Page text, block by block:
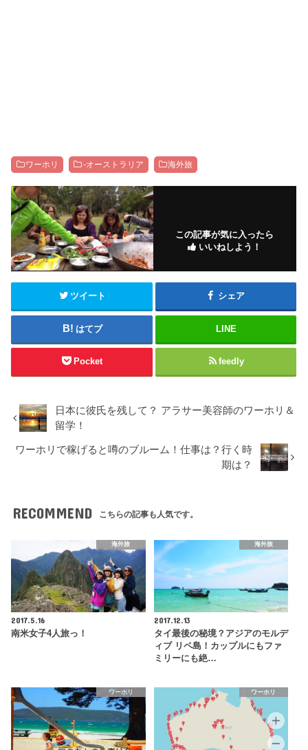
ワーホリ -オーストラリア 海外旅
この記事が気に入ったら
いいねしよう！
ツイート シェア
はてブ LINE
Pocket feedly
日本に彼氏を残して？ アラサー美容師のワーホリ＆
留学！
ワーホリで稼げると噂のブルーム！仕事は？行く時
期は？
RECOMMEND こちらの記事も人気です。
海外旅
2017.5.16
南米女子4人旅っ！
海外旅
2017.12.13
タイ最後の秘境？アジアのモルデ
ィブ リペ島！カップルにもファ
ミリーにも絶…
ワーホリ ワーホリ